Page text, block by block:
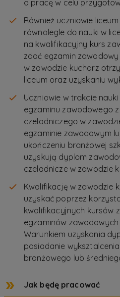
o pracę w celu
Również uczniowie
równolegle do nauki w
na kwalifikacyjny kurs
zdać egzamin
w zawodzie kucharz
liceum oraz uzyskaniu
Uczniowie w trakcie
egzaminu zawodowego
czeladniczego w
egzaminie zawodowym
ukończeniu branżowej
uzyskują dyplom
czeladnicze w zawodzie
Kwalifikację w zawodzie
uzyskać poprzez
kwalifikacyjnych kursów
egzaminów
Warunkiem uzyskania
posiadanie
branżowego lub
Jak będę pracować